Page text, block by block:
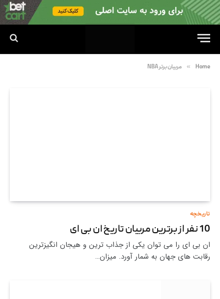
Home
» مربیان برتر NBA
تاریخچه
10 نفر از برترین مربیان تاریخ ان بی ای
ان بی ای را می توان یکی از جذاب ترین و هیجان انگیزترین
رقابت های جهان به شمار آورد. میزان…